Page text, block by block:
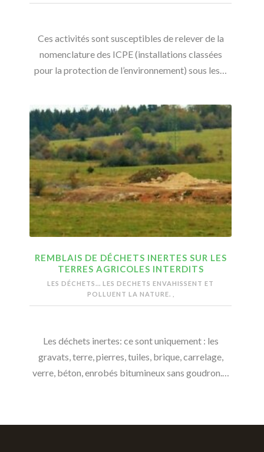
Ces activités sont susceptibles de relever de la
nomenclature des ICPE (installations classées
pour la protection de l’environnement) sous les…
REMBLAIS DE DÉCHETS INERTES SUR LES
TERRES AGRICOLES INTERDITS
LES DÉCHETS... LES DECHETS ENVAHISSENT ET
POLLUENT LA NATURE.
Les déchets inertes: ce sont uniquement : les
gravats, terre, pierres, tuiles, brique, carrelage,
verre, béton, enrobés bitumineux sans goudron.…